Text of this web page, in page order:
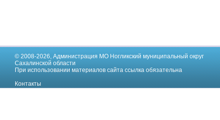
© 2008-2026,Администрация МО Ногликский муниципальный округ
Сахалинской области
При использовании материалов сайта ссылка обязательна
Контакты